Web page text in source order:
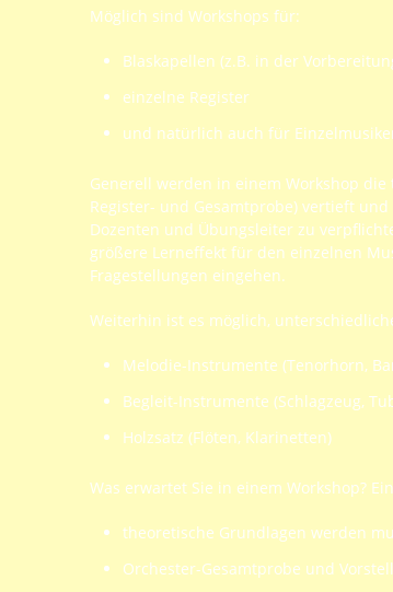
Möglich sind Workshops für:
Blaskapellen (z.B. in der
einzelne Register
und natürlich auch für
Generell werden in einem Workshop
Register- und Gesamtprobe) vertieft
Dozenten und Übungsleiter zu
größere Lerneffekt für den einzelnen
Fragestellungen eingehen.
Weiterhin ist es möglich,
Melodie-Instrumente (Tenorhorn,
Begleit-Instrumente (Schlagzeug,
Holzsatz (Flöten, Klarinetten)
Was erwartet Sie in einem Workshop?
theoretische Grundlagen werden
Orchester-Gesamtprobe und